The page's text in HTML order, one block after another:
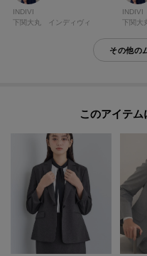
INDIVI
下関大丸 インディヴィ
INDIVI
下関大
その他の
このアイテ